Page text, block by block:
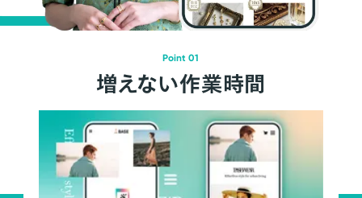
Point 01
増えない作業時間